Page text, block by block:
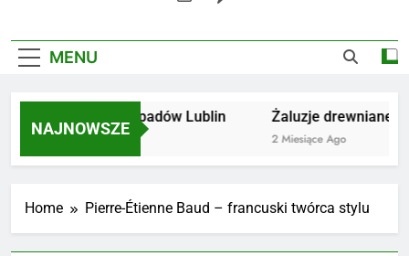
MENU
NAJNOWSZE
Utylizacja odpadów Lublin
2 Miesiące Ago
Żaluzje drewniane
2 Miesiące Ago
Home Pierre-Étienne Baud – francuski twórca stylu